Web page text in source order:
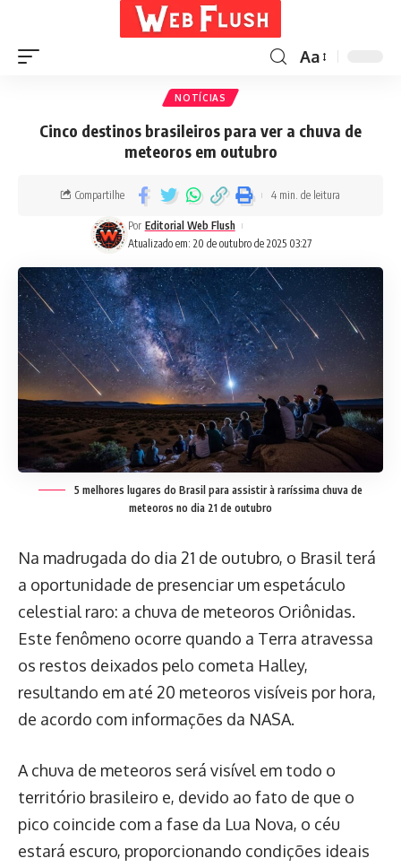
Aa
NOTÍCIAS
Cinco destinos brasileiros para ver a chuva de
meteoros em outubro
Atualizado em: 20 de outubro de 2025 03:27
Por Editorial Web Flush
Compartilhe 4 min. de leitura
5 melhores lugares do Brasil para assistir à raríssima chuva de
meteoros no dia 21 de outubro
Na madrugada do dia 21 de outubro, o Brasil terá
a oportunidade de presenciar um espetáculo
celestial raro: a chuva de meteoros Oriônidas.
Este fenômeno ocorre quando a Terra atravessa
os restos deixados pelo cometa Halley,
resultando em até 20 meteoros visíveis por hora,
de acordo com informações da NASA.
A chuva de meteoros será visível em todo o
território brasileiro e, devido ao fato de que o
pico coincide com a fase da Lua Nova, o céu
estará escuro, proporcionando condições ideais